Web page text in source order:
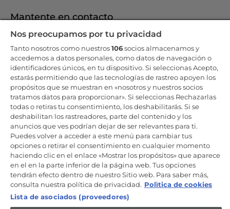
Mantente en contacto
Regístrate ahora
Candy Hoover Group Srl –con accionista único, empresa que
gestiona y coordina la actividad de Candy S.p.A, con domicilio fiscal
en Via Comolli, 57 - 20861 Brugherio (MB) – Sede administrativa: Via
Privata Eden Fumagalli - 20861 Brugherio (MB). - Italia con capital
social de 30,000,000.00€ íntegramente desembolsado. Registro
Mercantil/ tributación de Monza y Brianza 04666310158 – IVA núm.
IT00786860965
ES / Español
Nos preocupamos por tu privacidad
Tanto nosotros como nuestros106socios almacenamos y
accedemos a datos personales, como datos de navegación o
identificadores únicos, en tu dispositivo. Si seleccionas Acepto,
estarás permitiendo que las tecnologías de rastreo apoyen los
propósitos que se muestran en «nosotros y nuestros socios
tratamos datos para proporcionar». Si seleccionas Rechazarlas
todas o retiras tu consentimiento, los deshabilitarás. Si se
deshabilitan los rastreadores, parte del contenido y los
anuncios que ves podrían dejar de ser relevantes para ti.
Puedes volver a acceder a este menú para cambiar tus
opciones o retirar el consentimiento en cualquier momento
haciendo clic en el enlace «Mostrar los propósitos» que aparece
en el en la parte inferior de la página web. Tus opciones
tendrán efecto dentro de nuestro Sitio web. Para saber más,
consulta nuestra política de privacidad. Polìtica de cookies
Lista de asociados (proveedores)